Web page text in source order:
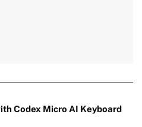
Codex Micro AI Keyboard